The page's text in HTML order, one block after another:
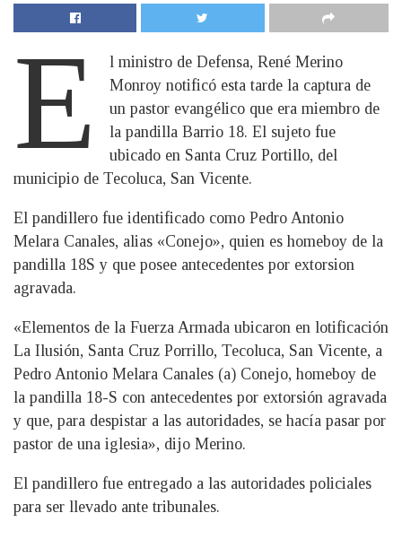
E
l ministro de Defensa, René Merino
Monroy notificó esta tarde la captura de
un pastor evangélico que era miembro de
la pandilla Barrio 18. El sujeto fue
ubicado en Santa Cruz Portillo, del
municipio de Tecoluca, San Vicente.
El pandillero fue identificado como Pedro Antonio
Melara Canales, alias «Conejo», quien es homeboy de la
pandilla 18S y que posee antecedentes por extorsion
agravada.
«Elementos de la Fuerza Armada ubicaron en lotificación
La Ilusión, Santa Cruz Porrillo, Tecoluca, San Vicente, a
Pedro Antonio Melara Canales (a) Conejo, homeboy de
la pandilla 18-S con antecedentes por extorsión agravada
y que, para despistar a las autoridades, se hacía pasar por
pastor de una iglesia», dijo Merino.
El pandillero fue entregado a las autoridades policiales
para ser llevado ante tribunales.